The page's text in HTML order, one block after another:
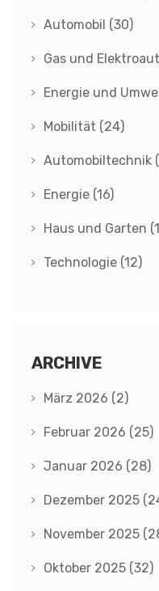
Automobil (30)
Gas und
Energie und
Mobilität (24)
Automobiltechnik
Energie (16)
Haus und Garten
Technologie (12)
ARCHIVE
März 2026 (2)
Februar 2026 (25)
Januar 2026 (28)
Dezember 2025
November 2025
Oktober 2025 (32)